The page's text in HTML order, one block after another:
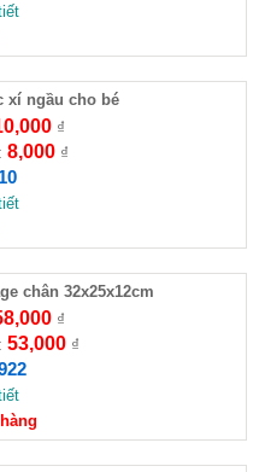
xí ngầu cho bé
₫
8,000₫
chân 32x25x12cm
₫
53,000₫